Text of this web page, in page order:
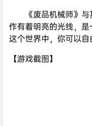
《废品机械师》与
作有着明亮的光线，
这个世界中，你可以自
【游戏截图】